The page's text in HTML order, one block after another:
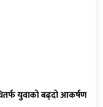
युवाको बढ्दो आकर्षण